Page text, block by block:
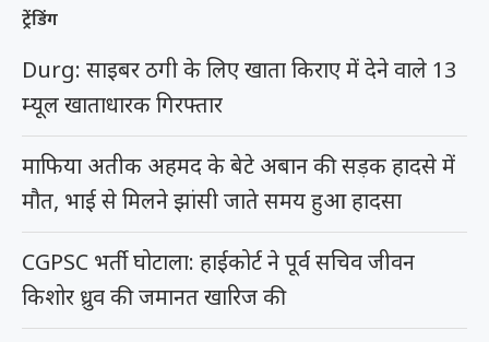
ट्रेंडिंग
Durg: साइबर ठगी के लिए खाता किराए में देने वाले 13
म्यूल खाताधारक गिरफ्तार
माफिया अतीक अहमद के बेटे अबान की सड़क हादसे में
मौत, भाई से मिलने झांसी जाते समय हुआ हादसा
CGPSC भर्ती घोटाला: हाईकोर्ट ने पूर्व सचिव जीवन
किशोर ध्रुव की जमानत खारिज की